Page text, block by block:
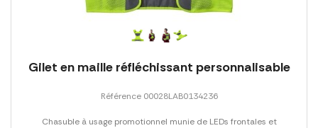
Gilet en maille réfléchissant personnalisable
Référence 00028LAB0134236
Chasuble à usage promotionnel munie de LEDs frontales et